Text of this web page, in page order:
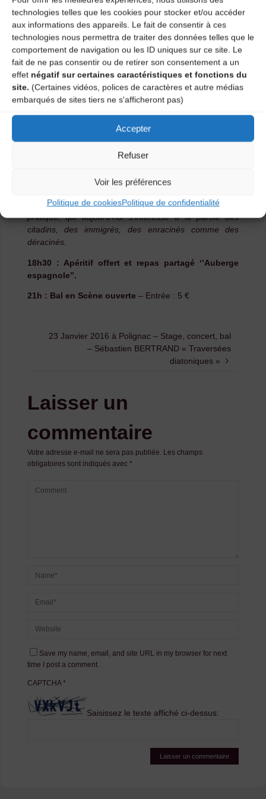
technologies telles que les cookies pour stocker et/ou accéder
aux informations des appareils. Le fait de consentir à ces
technologies nous permettra de traiter des données telles que le
comportement de navigation ou les ID uniques sur ce site. Le
fait de ne pas consentir ou de retirer son consentement a un
effet négatif sur certaines caractéristiques et fonctions du
site. (Certaines vidéos, polices de caractères et autre médias
embarqués de sites tiers ne s'afficheront pas)
Accepter
Refuser
Voir les préférences
Politique de cookiesPolitique de confidentialité
« archiver » la mémoire d’un pays, mais à « collecter »
ces trésors pour réenclencher les créativités et les
rêves de chacun, et ré-injecter cette matière première
dans la création artistique contemporaine. Amasser des
musiques certes, mais aussi, au passage, des récits de
vie, des connaissances, des savoir-faire, ces perles
rares qui font le « patrimoine culturel immatériel » des
territoires.
Comprendre cette démarche de façon sensible est le
principal enjeu de cette causerie, accompagnée
d’archives sonores et de films glanés au fil des
enquêtes, au fil des missions, au fil des rencontres. A
Auvergne, le public pourra découvrir les personnages
caméras de l’AMTA, et retracer l’évolution de cette
pratique, qui aujourd’hui s’intéresse à la parole des
citadins, des immigrés, des enracinés comme des
déracinés.
18h30 : Apéritif offert et repas partagé ‘’Auberge
espagnole’’.
21h : Bal en Scène ouverte – Entrée : 5 €
23 Janvier 2016 à Polignac – Stage, concert, bal
– Sébastien BERTRAND « Traversées
diatoniques »
Laisser un
commentaire
Votre adresse e-mail ne sera pas publiée. Les champs
obligatoires sont indiqués avec *
Save my name, email, and site URL in my browser for next
time I post a comment.
CAPTCHA*
Saisissez le texte affiché ci-dessus: